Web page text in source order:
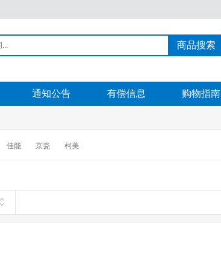
商品搜索
通知公告 有偿信息 购物指南
佳能 京瓷 柯美